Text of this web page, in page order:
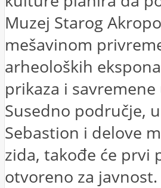
Muzej Starog
mešavinom
arheoloških
prikaza i
Susedno područje,
Sebastion i delove
zida, takođe će prvi
otvoreno za javnost.